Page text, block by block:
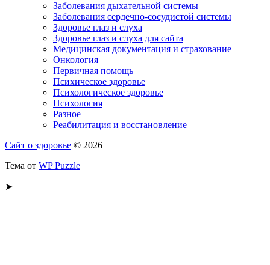
Заболевания дыхательной системы
Заболевания сердечно-сосудистой системы
Здоровье глаз и слуха
Здоровье глаз и слуха для сайта
Медицинская документация и страхование
Онкология
Первичная помощь
Психическое здоровье
Психологическое здоровье
Психология
Разное
Реабилитация и восстановление
Сайт о здоровье © 2026
Тема от WP Puzzle
➤